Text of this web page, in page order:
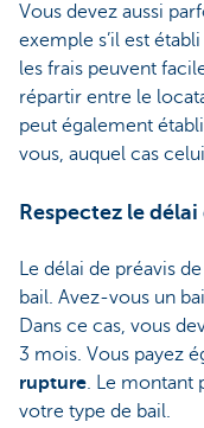
Vous devez aussi
exemple s’il est
les frais peuvent
répartir entre le
peut également
vous, auquel cas
Respectez le
Le délai de préavis
bail. Avez-vous un
Dans ce cas, vous
3 mois. Vous payez
rupture. Le montant
votre type de bail.